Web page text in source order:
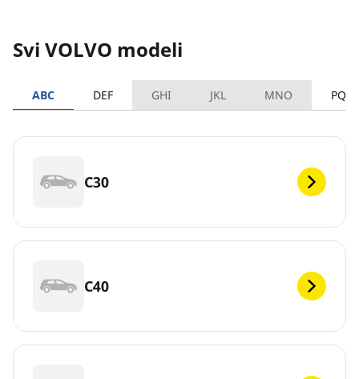
Svi VOLVO modeli
ABC DEF GHI JKL MNO PQRS
C30
C40